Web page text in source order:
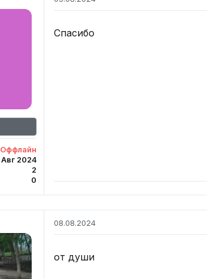
Оффлайн
Авг 2024
2
0
Спасибо
08.08.2024
от души